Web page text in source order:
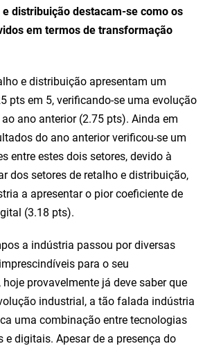
distribuição destacam-se como os
em termos de transformação
e distribuição apresentam um
pts em 5, verificando-se uma evolução
ano anterior (2.75 pts). Ainda em
do ano anterior verificou-se um
entre estes dois setores, devido à
dos setores de retalho e distribuição,
a apresentar o pior coeficiente de
(3.18 pts).
a indústria passou por diversas
para o seu
provavelmente já deve saber que
industrial, a tão falada indústria
uma combinação entre tecnologias
digitais. Apesar de a presença do